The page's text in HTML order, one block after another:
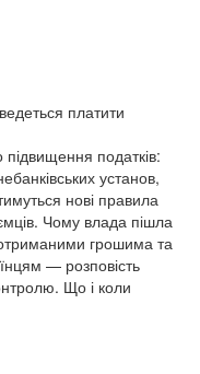
платити
податків:
установ,
нові правила
Чому влада пішла
грошима та
— розповість
Що і коли